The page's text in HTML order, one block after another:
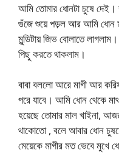
আমি তোমার ধোনটা চুষে দেই।
গুঁজে শুয়ে পড়ল আর আমি ধোন
মুন্ডিটায় জিভ বোলাতে
পিছু করতে থাকলাম।
বাবা বললো আরে মাগী আর
পরে যাবে। আমি ধোন থেকে
হয়েছে তোমার মাল খাইনা,
থাকোতো , বলে আবার ধোন
মেয়েকে মাগীর মত ভেবে মুখে